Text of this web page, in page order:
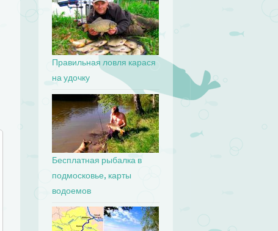
Правильная ловля карася
на удочку
Бесплатная рыбалка в
подмосковье, карты
водоемов